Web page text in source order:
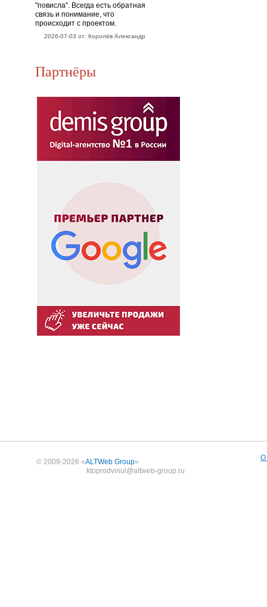
"повисла". Всегда есть обратная
связь и понимание, что
происходит с проектом.
2026-07-03 от: Королёв Александр
Партнёры
© 2009-2026 «ALTWeb Group»
ktoprodvinul@altweb-group.ru
О